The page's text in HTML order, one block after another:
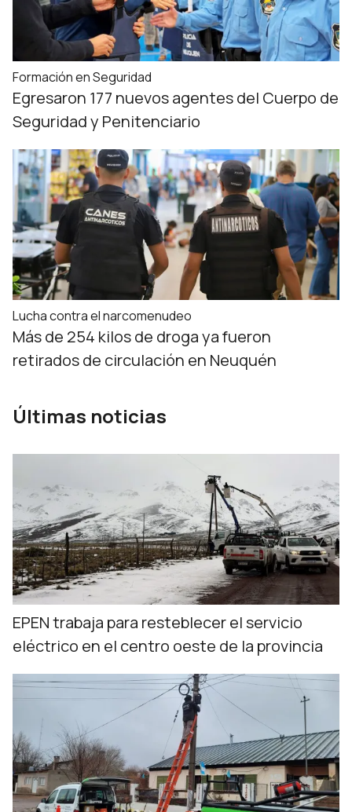
Formación en Seguridad
Egresaron 177 nuevos agentes del Cuerpo de
Seguridad y Penitenciario
Lucha contra el narcomenudeo
Más de 254 kilos de droga ya fueron
retirados de circulación en Neuquén
Últimas noticias
EPEN trabaja para resteblecer el servicio
eléctrico en el centro oeste de la provincia